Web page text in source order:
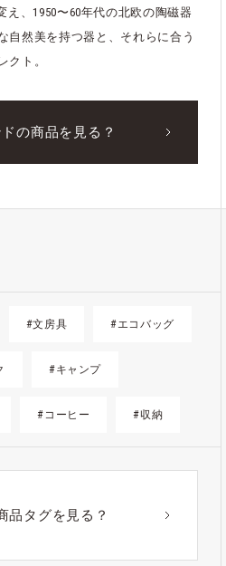
え、1950〜60年代の北欧の陶磁器
自然美を持つ器と、それらに合う
クト。
の商品を見る？
#文房具 #エコバッグ
#キャンプ
#コーヒー #収納
品タグを見る？